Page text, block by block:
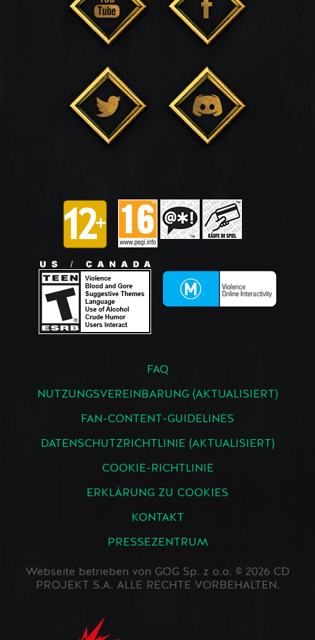
FAQ
NUTZUNGSVEREINBARUNG (AKTUALISIERT)
FAN-CONTENT-GUIDELINES
DATENSCHUTZRICHTLINIE (AKTUALISIERT)
COOKIE-RICHTLINIE
ERKLÄRUNG ZU COOKIES
KONTAKT
PRESSEZENTRUM
Webseite betrieben von GOG Sp. z o.o. © 2026 CD
PROJEKT S.A. ALLE RECHTE VORBEHALTEN.